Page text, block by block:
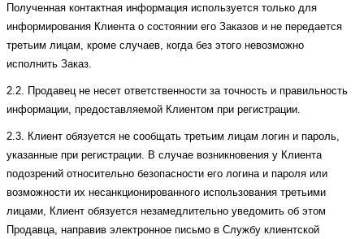
Полученная контактная информация используется только для
информирования Клиента о состоянии его Заказов и не передается
третьим лицам, кроме случаев, когда без этого невозможно
исполнить Заказ.
2.2. Продавец не несет ответственности за точность и правильность
информации, предоставляемой Клиентом при регистрации.
2.3. Клиент обязуется не сообщать третьим лицам логин и пароль,
указанные при регистрации. В случае возникновения у Клиента
подозрений относительно безопасности его логина и пароля или
возможности их несанкционированного использования третьими
лицами, Клиент обязуется незамедлительно уведомить об этом
Продавца, направив электронное письмо в Службу клиентской